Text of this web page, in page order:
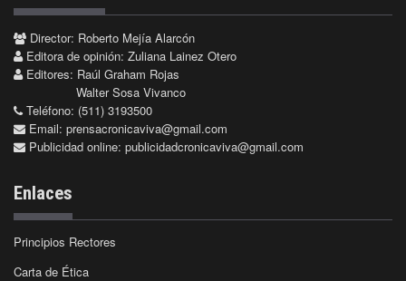
Director: Roberto Mejía Alarcón
Editora de opinión: Zuliana Lainez Otero
Editores: Raúl Graham Rojas
Walter Sosa Vivanco
Teléfono: (511) 3193500
Email: prensacronicaviva@gmail.com
Publicidad online: publicidadcronicaviva@gmail.com
Enlaces
Principios Rectores
Carta de Ética